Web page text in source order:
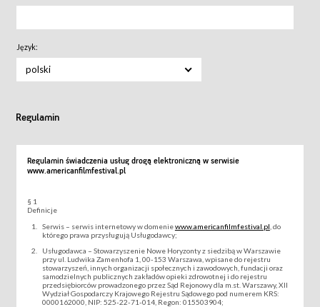
Język:
polski
Regulamin
Regulamin świadczenia usług drogą elektroniczną w serwisie
www.americanfilmfestival.pl
§ 1
Definicje
Serwis – serwis internetowy w domeniewww.americanfilmfestival.pl , do
którego prawa przysługują Usługodawcy;
Usługodawca – Stowarzyszenie Nowe Horyzonty z siedzibą w Warszawie
przy ul. Ludwika Zamenhofa 1, 00-153 Warszawa, wpisane do rejestru
stowarzyszeń, innych organizacji społecznych i zawodowych, fundacji oraz
samodzielnych publicznych zakładów opieki zdrowotnej i do rejestru
przedsiębiorców prowadzonego przez Sąd Rejonowy dla m.st. Warszawy, XII
Wydział Gospodarczy Krajowego Rejestru Sądowego pod numerem KRS:
0000162000, NIP: 525-22-71-014, Regon: 015503904;